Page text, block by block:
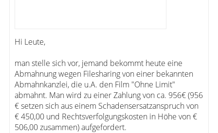
Hi Leute,
man stelle sich vor, jemand bekommt heute eine
Abmahnung wegen Filesharing von einer bekannten
Abmahnkanzlei, die u.A. den Film "Ohne Limit"
abmahnt. Man wird zu einer Zahlung von ca. 956€ (956
€ setzen sich aus einem Schadensersatzanspruch von
€ 450,00 und Rechtsverfolgungskosten in Höhe von €
506,00 zusammen) aufgefordert.